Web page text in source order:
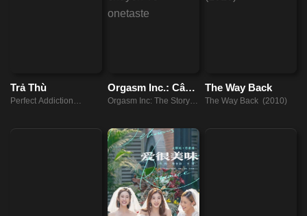
Trả Thù
Perfect Addiction
Orgasm Inc.: Câu
chuyện về
Orgasm Inc: The Story of
The Way Back
The Way Back (2010)